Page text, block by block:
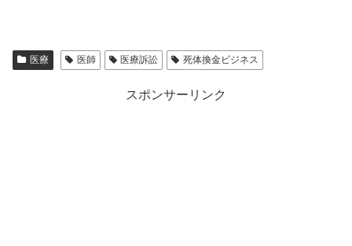
医療 医師 医療訴訟 死体換金ビジネス
スポンサーリンク